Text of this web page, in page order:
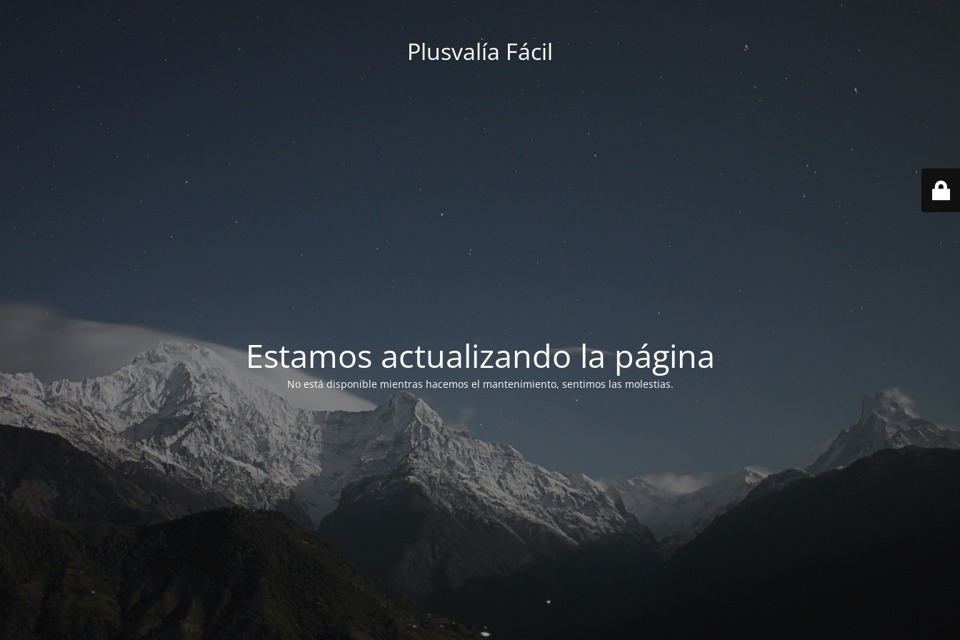
Plusvalía Fácil
Estamos actualizando la página
No está disponible mientras hacemos el mantenimiento, sentimos las molestias.